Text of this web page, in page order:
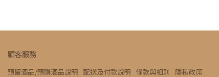
顧客服務
預留酒品/預購酒品說明 配送及付款說明 條款與細則 隱私政策